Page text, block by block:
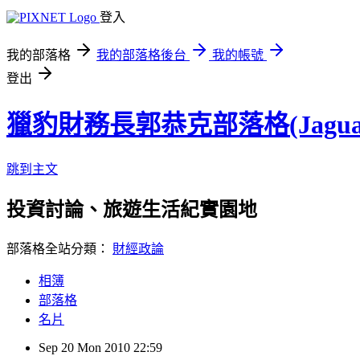
登入
我的部落格 我的部落格後台
我的帳號
登出
獵豹財務長郭恭克部落格
跳到主文
投資討論、旅遊生活紀實園地
部落格全站分類： 財經政論
相簿
部落格
名片
Sep 20 Mon 2010 22:59